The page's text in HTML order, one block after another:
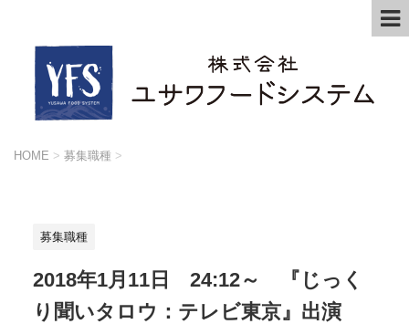
HOME > 募集職種 >
募集職種
2018年1月11日 24:12～ 『じっく
り聞いタロウ：テレビ東京』出演